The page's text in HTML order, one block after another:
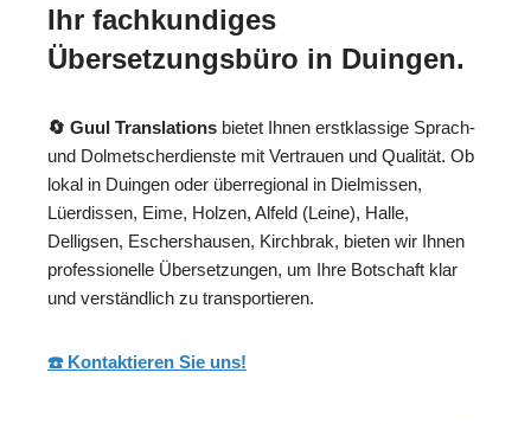
Ihr fachkundiges
Übersetzungsbüro in Duingen.
🔄 Guul Translations bietet Ihnen erstklassige Sprach-
und Dolmetscherdienste mit Vertrauen und Qualität. Ob
lokal in Duingen oder überregional in Dielmissen,
Lüerdissen, Eime, Holzen, Alfeld (Leine), Halle,
Delligsen, Eschershausen, Kirchbrak, bieten wir Ihnen
professionelle Übersetzungen, um Ihre Botschaft klar
und verständlich zu transportieren.
☎️ Kontaktieren Sie uns!